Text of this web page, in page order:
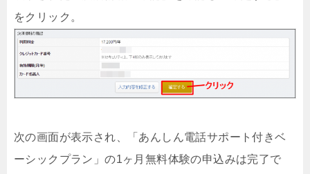
をクリック。
次の画面が表示され、「あんしん電話サポート付きベ
ーシックプラン」の1ヶ月無料体験の申込みは完了で